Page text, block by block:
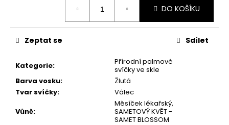
DO KOŠÍKU
Kategorie:
Přírodní palmové
svíčky ve skle
Barva vosku:
Žlutá
Tvar svíčky:
Válec
Vůně:
Měsíček lékařský,
SAMETOVÝ KVĚT -
SAMET BLOSSOM
Zeptat se Sdílet
e
m
e
PŘÍRODNÍ
VONNÁ
SVÍČKA